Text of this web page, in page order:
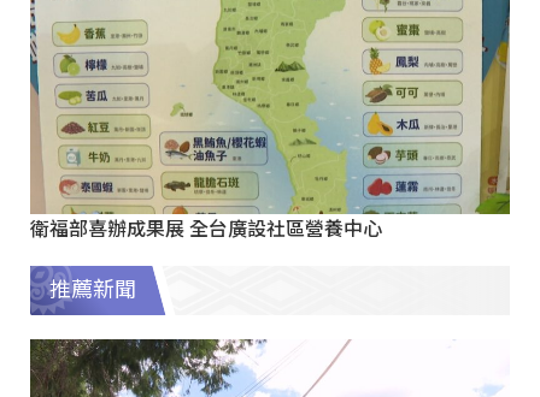
衛福部喜辦成果展 全台廣設社區營養中心
推薦新聞